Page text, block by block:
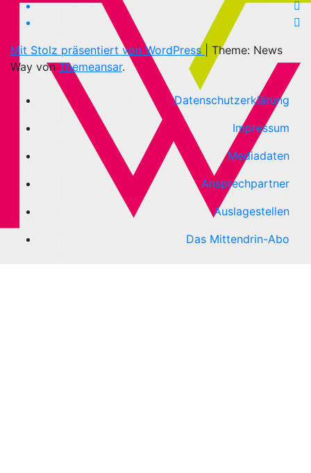
Mit Stolz präsentiert von WordPress
Theme: News
Way vonThemeansar.
Datenschutzerklärung
Impressum
Mediadaten
Ansprechpartner
Auslagestellen
Das Mittendrin-Abo